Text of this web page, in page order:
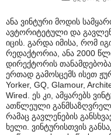
ანა ვინტური მოდის
ავტორიტეტული და
იცის. გარდა იმისა, რომ
რედაქტორია, ანა 2000
დირექტორის
ერთად გამოსცემს ისეთ
Yorker, GQ, Glamour,
Wired. ეს კი, ამყარებს
ათწლეული
რამაც გავლენების
ხელი. ვინტურისთვის